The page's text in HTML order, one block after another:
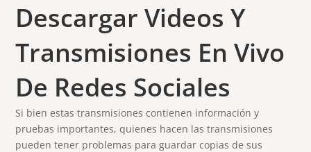
Descargar Videos Y
Transmisiones En Vivo
De Redes Sociales
Si bien estas transmisiones contienen información y
pruebas importantes, quienes hacen las transmisiones
pueden tener problemas para guardar copias de sus